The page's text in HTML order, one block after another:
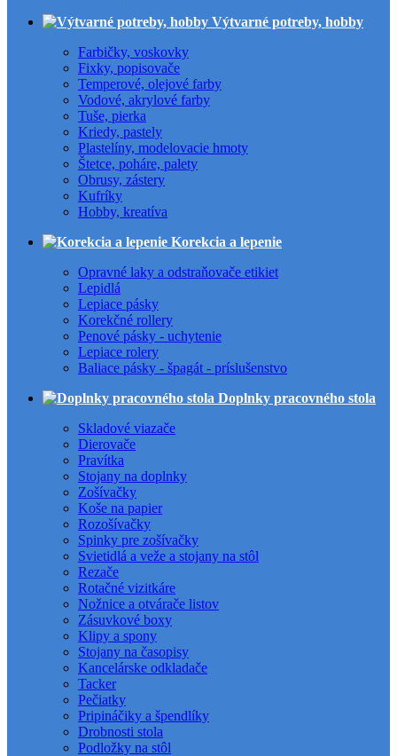
Výtvarné potreby, hobby
Farbičky, voskovky
Fixky, popisovače
Temperové, olejové farby
Vodové, akrylové farby
Tuše, pierka
Kriedy, pastely
Plastelíny, modelovacie hmoty
Štetce, poháre, palety
Obrusy, zástery
Kufríky
Hobby, kreatíva
Korekcia a lepenie
Opravné laky a odstraňovače etikiet
Lepidlá
Lepiace pásky
Korekčné rollery
Penové pásky - uchytenie
Lepiace rolery
Baliace pásky - špagát - príslušenstvo
Doplnky pracovného stola
Skladové viazače
Dierovače
Pravítka
Stojany na doplnky
Zošívačky
Koše na papier
Rozošívačky
Spinky pre zošívačky
Svietidlá a veže a stojany na stôl
Rezače
Rotačné vizitkáre
Nožnice a otvárače listov
Zásuvkové boxy
Klipy a spony
Stojany na časopisy
Kancelárske odkladače
Tacker
Pečiatky
Pripináčiky a špendlíky
Drobnosti stola
Podložky na stôl